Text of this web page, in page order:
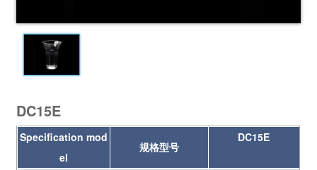
DC15E
Specification mod
el
规格型号
DC15E